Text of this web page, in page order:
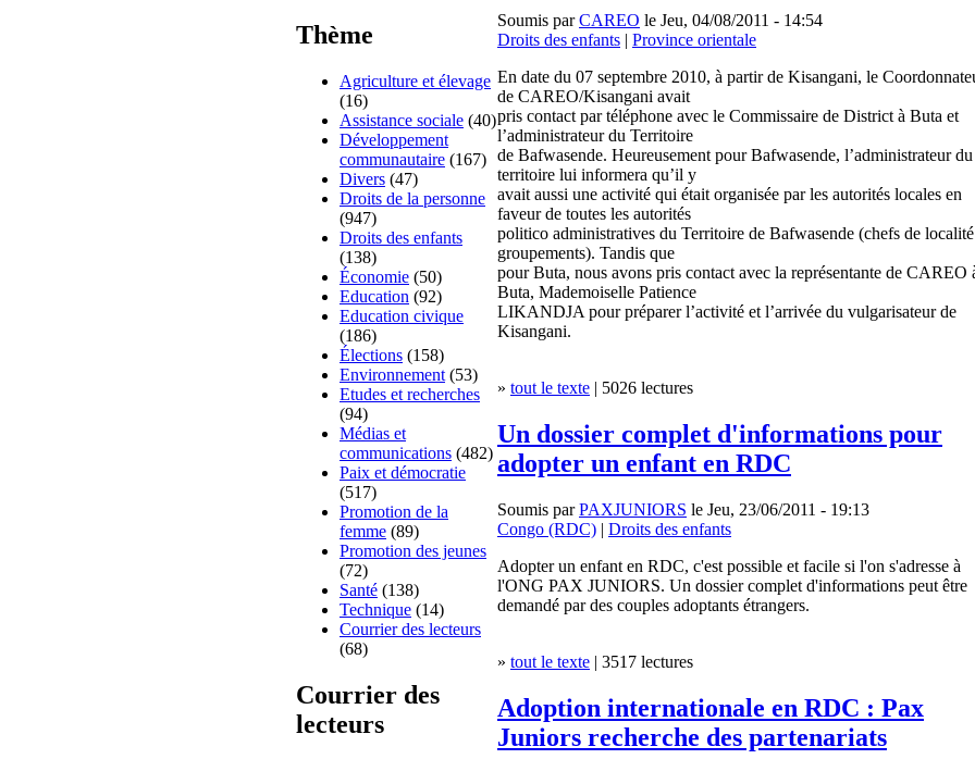
Thème
Agriculture et élevage
(16)
Assistance sociale (40)
Développement
communautaire (167)
Divers (47)
Droits de la personne
(947)
Droits des enfants
(138)
Économie (50)
Education (92)
Education civique
(186)
Élections (158)
Environnement (53)
Etudes et recherches
(94)
Médias et
communications (482)
Paix et démocratie
(517)
Promotion de la
femme (89)
Promotion des jeunes
(72)
Santé (138)
Technique (14)
Courrier des lecteurs
(68)
Courrier des
lecteurs
Soumis parCAREO le Jeu, 04/08/2011 - 14:54
Droits des enfants | Province orientale
En date du 07 septembre 2010, à partir de Kisangani, le
de CAREO/Kisangani avait
pris contact par téléphone avec le Commissaire de District à Buta et
l’administrateur du Territoire
de Bafwasende. Heureusement pour Bafwasende, l’administrateur du
territoire lui informera qu’il y
avait aussi une activité qui était organisée par les autorités locales en
faveur de toutes les autorités
politico administratives du Territoire de Bafwasende (chefs de
groupements). Tandis que
pour Buta, nous avons pris contact avec la représentante de CAREO
Buta, Mademoiselle Patience
LIKANDJA pour préparer l’activité et l’arrivée du vulgarisateur de
Kisangani.
» tout le texte | 5026 lectures
Un dossier complet d'informations pour
adopter un enfant en RDC
Soumis parPAXJUNIORS le Jeu, 23/06/2011 - 19:13
Congo (RDC) | Droits des enfants
Adopter un enfant en RDC, c'est possible et facile si l'on s'adresse à
l'ONG PAX JUNIORS. Un dossier complet d'informations peut être
demandé par des couples adoptants étrangers.
» tout le texte | 3517 lectures
Adoption internationale en RDC : Pax
Juniors recherche des partenariats